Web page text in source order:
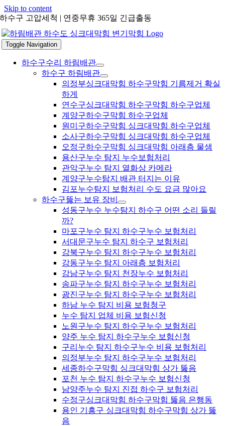
Skip to content
하수구 고압세척 | 연중무휴 365일 긴급출동
Toggle Navigation
하수구수리 하림배관
하수구 하림배관
의정부싱크대막힘 하수구막힘 기름제거 확실
하게
연수구싱크대막힘 하수구막힘 하수구업체
계양구하수구막힘 하수구업체
원미구하수구막힘 싱크대막힘 하수구업체
소사구하수구막힘 싱크대막힘 하수구업체
오정구하수구막힘 싱크대막힘 아래층 물샘
용산구누수 탐지 누수보험처리
관악구누수 탐지 열화상 카메라
계양구누수탐지 배관 터지는 이유
김포누수탐지 보험처리 수도 요금 많아요
하수구뚫는 보유 장비
성동구누수 누수탐지 하수구 어떤 소리 들릴
까?
마포구누수 탐지 하수구누수 보험처리
서대문구누수 탐지 하수구 보험처리
강북구누수 탐지 하수구누수 보험처리
강동구누수 탐지 아래층 보험처리
강남구누수 탐지 천장누수 보험처리
송파구누수 탐지 하수구누수 보험처리
광진구누수 탐지 하수구누수 보험처리
하남 누수 탐지 비용 보험청구
누수 탐지 업체 비용 보험신청
노원구누수 탐지 하수구누수 보험처리
양주 누수 탐지 하수구누수 보험신청
구리누수 탐지 하수구누수 비용 보험처리
의정부누수 탐지 하수구누수 보험처리
세종하수구막힘 싱크대막힘 상가 뚫음
포천 누수 탐지 하수구누수 보험신청
남양주누수 탐지 진접 하수구 보험처리
수정구싱크대막힘 하수구막힘 뚫음 은행동
용인 기흥구 싱크대막힘 하수구막힘 상가 뚫
음